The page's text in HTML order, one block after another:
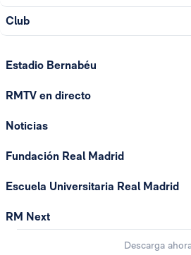
Club
Estadio Bernabéu
RMTV en directo
Noticias
Fundación Real Madrid
Escuela Universitaria Real Madrid
RM Next
Descarga